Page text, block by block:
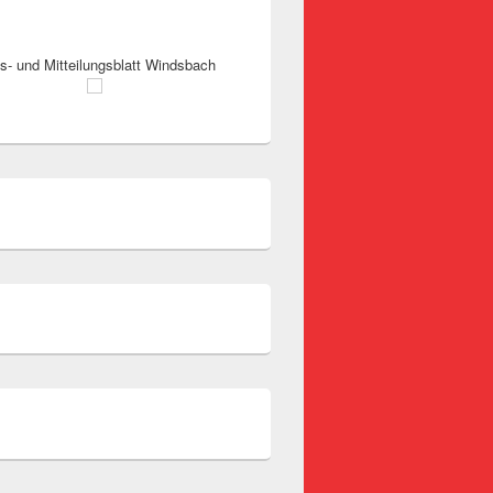
und Mitteilungsblatt Windsbach